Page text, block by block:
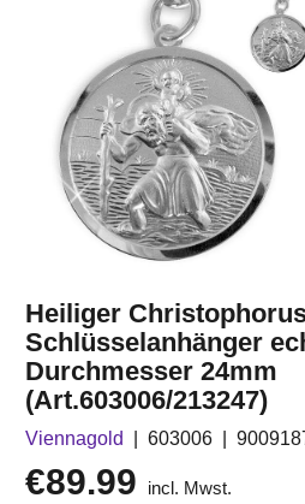
Heiliger
Schlüsselanhänger
Durchmesser 24mm
(Art.603006/213247)
Viennagold 603006
€89.99
incl. Mwst.